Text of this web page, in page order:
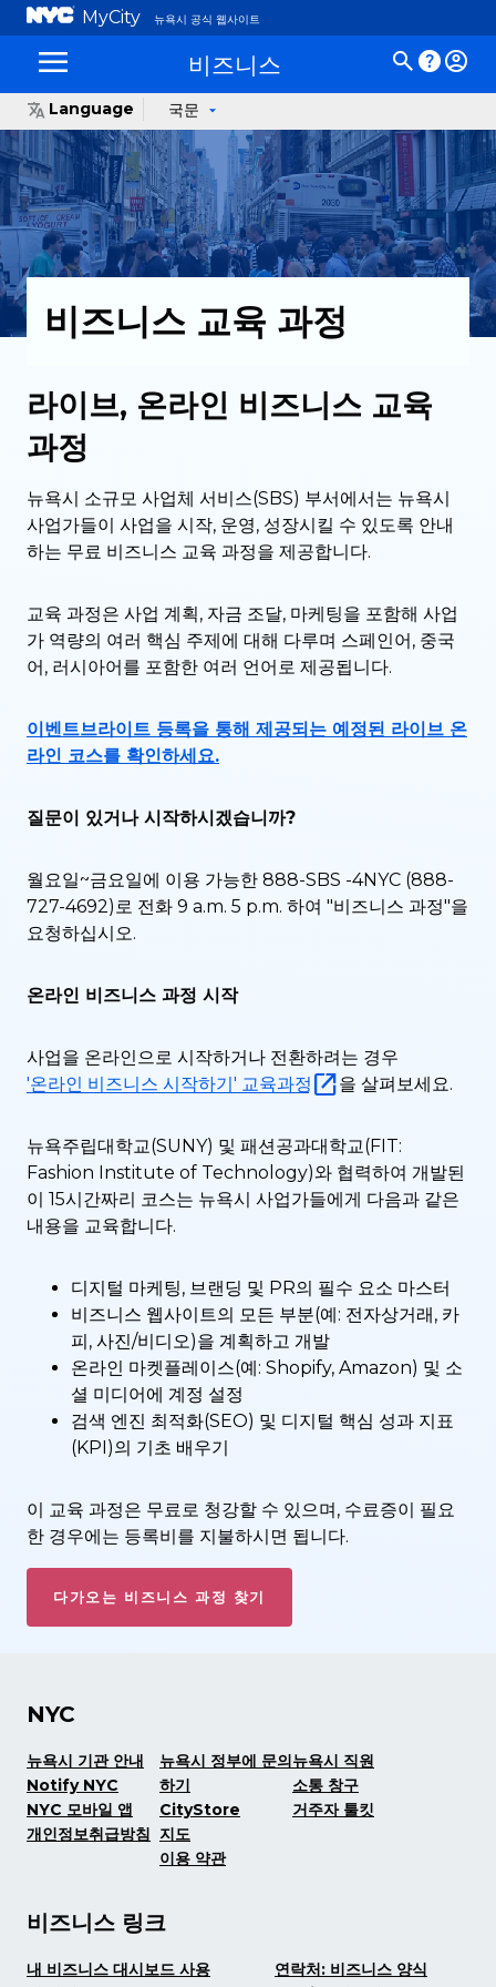
MyCity 뉴욕시 공식 웹사이트
비즈니스
Language 국문
비즈니스 교육 과정
라이브, 온라인 비즈니스 교육
과정
뉴욕시 소규모 사업체 서비스(SBS) 부서에서는 뉴욕시
사업가들이 사업을 시작, 운영, 성장시킬 수 있도록 안내
하는 무료 비즈니스 교육 과정을 제공합니다.
교육 과정은 사업 계획, 자금 조달, 마케팅을 포함해 사업
가 역량의 여러 핵심 주제에 대해 다루며 스페인어, 중국
어, 러시아어를 포함한 여러 언어로 제공됩니다.
이벤트브라이트 등록을 통해 제공되는 예정된 라이브 온
라인 코스를 확인하세요.
질문이 있거나 시작하시겠습니까?
월요일~금요일에 이용 가능한 888-SBS -4NYC (888-
727-4692)로 전화 9 a.m. 5 p.m. 하여 "비즈니스 과정"을
요청하십시오.
온라인 비즈니스 과정 시작
사업을 온라인으로 시작하거나 전환하려는 경우
'온라인 비즈니스 시작하기' 교육과정
을 살펴보세요.
뉴욕주립대학교(SUNY) 및 패션공과대학교(FIT:
Fashion Institute of Technology)와 협력하여 개발된
이 15시간짜리 코스는 뉴욕시 사업가들에게 다음과 같은
내용을 교육합니다.
디지털 마케팅, 브랜딩 및 PR의 필수 요소 마스터
비즈니스 웹사이트의 모든 부분(예: 전자상거래, 카
피, 사진/비디오)을 계획하고 개발
온라인 마켓플레이스(예: Shopify, Amazon) 및 소
셜 미디어에 계정 설정
검색 엔진 최적화(SEO) 및 디지털 핵심 성과 지표
(KPI)의 기초 배우기
이 교육 과정은 무료로 청강할 수 있으며, 수료증이 필요
한 경우에는 등록비를 지불하시면 됩니다.
다가오는 비즈니스 과정 찾기
NYC
뉴욕시 기관 안내
Notify NYC
NYC 모바일 앱
개인정보취급방침
뉴욕시 정부에 문의
하기
CityStore
지도
이용 약관
뉴욕시 직원
소통 창구
거주자 툴킷
비즈니스 링크
내 비즈니스 대시보드 사용
연락처: 비즈니스 양식